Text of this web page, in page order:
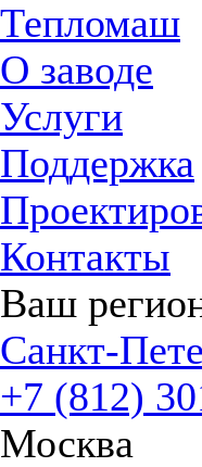
Тепломаш
О заводе
Услуги
Поддержка
Контакты
Ваш
Санкт-
+7 (812)
Москва